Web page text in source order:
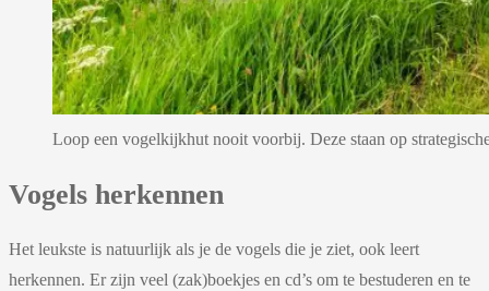
Loop een vogelkijkhut nooit voorbij. Deze staan op
Vogels herkennen
Het leukste is natuurlijk als je de vogels die je ziet, ook leert
herkennen. Er zijn veel (zak)boekjes en cd’s om te bestuderen en te